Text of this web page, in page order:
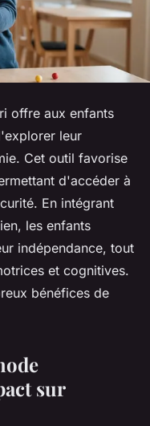
offre aux enfants
leur
Cet outil favorise
d'accéder à
En intégrant
les enfants
indépendance, tout
et cognitives.
bénéfices de
sur